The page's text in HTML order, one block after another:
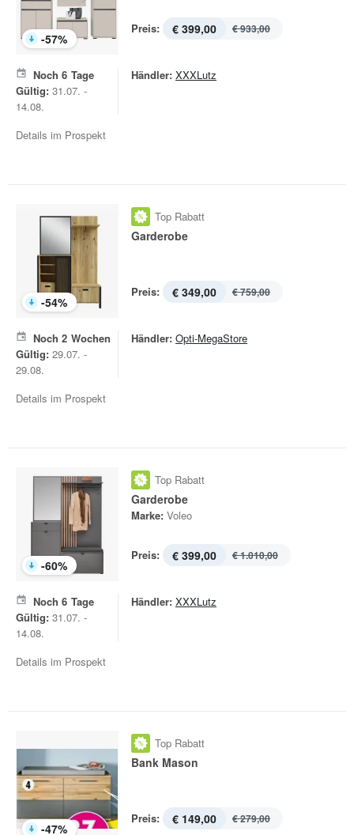
-57%
Preis: € 399,00 € 933,00
Noch 6 Tage
Gültig: 31.07. -
14.08.
Händler: XXXLutz
Details im Prospekt
-54%
Top Rabatt
Garderobe
Preis: € 349,00 € 759,00
Noch 2 Wochen
Gültig: 29.07. -
29.08.
Händler: Opti-MegaStore
Details im Prospekt
-60%
Top Rabatt
Garderobe
Marke: Voleo
Preis: € 399,00 € 1.010,00
Noch 6 Tage
Gültig: 31.07. -
14.08.
Händler: XXXLutz
Details im Prospekt
-47%
Top Rabatt
Bank Mason
Preis: € 149,00 € 279,00